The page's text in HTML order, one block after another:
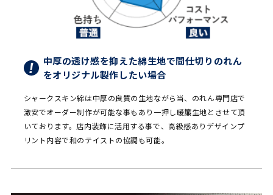
中厚の透け感を抑えた綿生地で間仕切りのれん
をオリジナル製作したい場合
シャークスキン綿は中厚の良質の生地ながら当、のれん専門店で
激安でオーダー制作が可能な事もあり一押し暖簾生地とさせて頂
いております。店内装飾に活用する事で、高級感ありデザインプ
リント内容で和のテイストの協調も可能。